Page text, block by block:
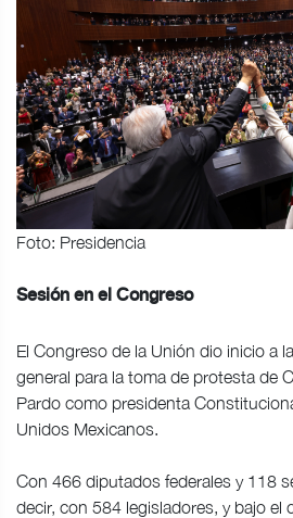
Foto: Presidencia
Sesión en el Congreso
El Congreso de la Unión dio inicio a
general para la toma de protesta de
Pardo como presidenta
Unidos Mexicanos.
Con 466 diputados federales y 118
decir, con 584 legisladores, y bajo el